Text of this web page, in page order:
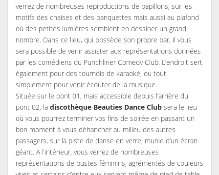
verrez de nombreuses reproductions de papillons, sur les
motifs des chaises et des banquettes mais aussi au plafond
où des petites lumières semblent en dessiner un grand
nombre. Dans ce lieu, qui possède son propre bar, il vous
sera possible de venir assister aux représentations données
par les comédiens du Punchliner Comedy Club. L’endroit sert
également pour des tournois de karaoké, ou tout
simplement pour venir écouter de la musique.
Située sur le pont 01, mais accessible depuis l’arrière du
pont 02, la discothèque Beauties Dance Club sera le lieu
où vous pourrez terminer vos fins de soirée en passant un
bon moment à vous déhancher au milieu des autres
passagers, sur la piste de danse en verre, munie d’un écran
géant. A l’intérieur, vous verrez de nombreuses
représentations de bustes féminins, agrémentés de couleurs